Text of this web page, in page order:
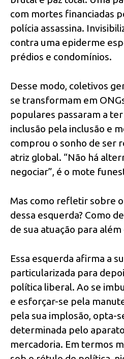
com mortes financiadas
polícia assassina.
contra uma epiderme
prédios e condomínios.
Desse modo, coletivos
se transformam em
populares passaram a
inclusão pela inclusão e
comprou o sonho de ser
atriz global. “Não há
negociar”, é o mote
Mas como refletir sobre
dessa esquerda? Como
de sua atuação para além
Essa esquerda afirma a
particularizada para
política liberal. Ao se
e esforçar-se pela
pela sua implosão, opta-
determinada pelo
mercadoria. Em termos